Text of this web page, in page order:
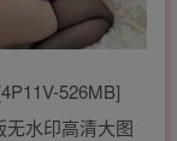
526MB]
水印高清大图